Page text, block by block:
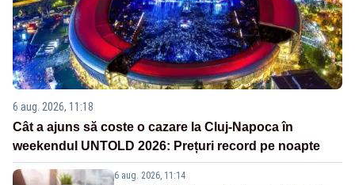
6 aug. 2026, 11:18
Cât a ajuns să coste o cazare la Cluj-Napoca în
weekendul UNTOLD 2026: Prețuri record pe noapte
6 aug. 2026, 11:14